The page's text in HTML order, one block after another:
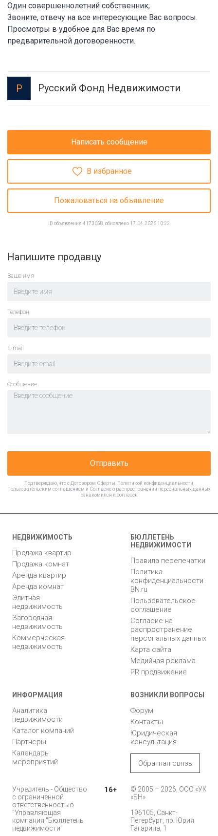
Один совершеннолетний собственник;
Звоните, отвечу на все интересующие Вас вопросы.
Просмотры в удобное для Вас время по
предварительной договоренности.
Р Русский Фонд Недвижимости
Написать сообщение
В избранное
Пожаловаться на объявление
ID объявления 4173058, обновлено 17.04.2026 10:22
Напишите продавцу
Ваше имя
Телефон
E-mail
Cообщение
Отправить
Подтверждаю, что с Договором Оферты Политикой конфиденциальности
Пользовательским соглашением и Согласие о распространении персональных данных
ознакомился и согласен
НЕДВИЖИМОСТЬ
Продажа квартир
Продажа комнат
Аренда квартир
Аренда комнат
Элитная
недвижимость
Загородная
недвижимость
Коммерческая
недвижимость
БЮЛЛЕТЕНЬ
НЕДВИЖИМОСТИ
Правила перепечатки
Политика
конфиденциальности
BN.ru
Пользовательское
соглашение
Согласие на
распространение
персональных данных
Карта сайта
Медийная реклама
PR продвижение
ИНФОРМАЦИЯ
Аналитика
недвижимости
Каталог компаний
Партнеры
Календарь
мероприятий
ВОЗНИКЛИ ВОПРОСЫ
Форум
Контакты
Юридическая
консультация
Обратная связь
Учредитель - Общество
с ограниченной
ответственностью
"Управляющая
компания "Бюллетень
недвижимости"
16+
© 2005 – 2026, ООО «УК
«БН»
196105, Санкт-
Петербург, пр. Юрия
Гагарина, 1